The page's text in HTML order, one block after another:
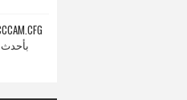
بأحدث